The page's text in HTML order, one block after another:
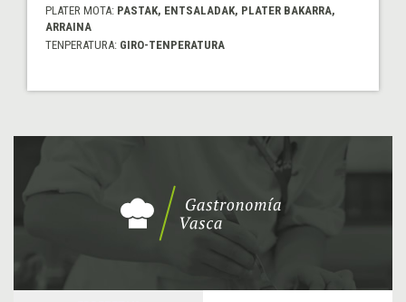
PLATER MOTA: PASTAK, ENTSALADAK, PLATER BAKARRA,
ARRAINA
TENPERATURA: GIRO-TENPERATURA